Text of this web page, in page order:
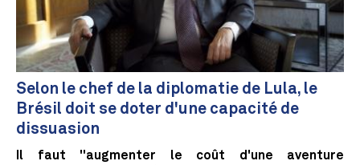
Selon le chef de la diplomatie de Lula, le
Brésil doit se doter d'une capacité de
dissuasion
Il faut "augmenter le coût d'une aventure